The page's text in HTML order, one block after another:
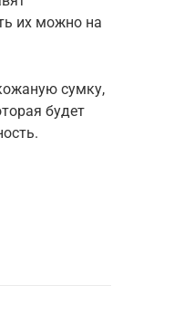
их можно на
сумку,
будет